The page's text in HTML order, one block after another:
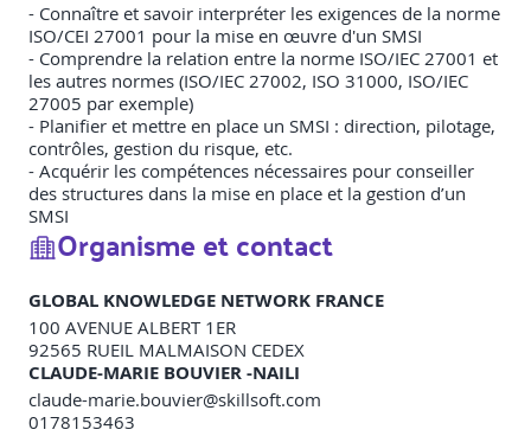
- Connaître et savoir interpréter les exigences de la norme
ISO/CEI 27001 pour la mise en œuvre d'un SMSI
- Comprendre la relation entre la norme ISO/IEC 27001 et
les autres normes (ISO/IEC 27002, ISO 31000, ISO/IEC
27005 par exemple)
- Planifier et mettre en place un SMSI : direction, pilotage,
contrôles, gestion du risque, etc.
- Acquérir les compétences nécessaires pour conseiller
des structures dans la mise en place et la gestion d’un
SMSI
Organisme et contact
GLOBAL KNOWLEDGE NETWORK FRANCE
100 AVENUE ALBERT 1ER
92565 RUEIL MALMAISON CEDEX
CLAUDE-MARIE BOUVIER -NAILI
claude-marie.bouvier@skillsoft.com
0178153463